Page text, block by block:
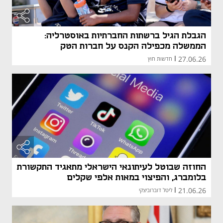
הגבלת הגיל ברשתות החברתיות באוסטרליה:
הממשלה מכפילה הקנס על חברות הטק
27.06.26
| חדשות חוץ
החוזה שבוטל לעיתונאי הישראלי מתאגיד התקשורת
בלומברג, והפיצוי במאות אלפי שקלים
21.06.26 ליטל דוברוביצקי